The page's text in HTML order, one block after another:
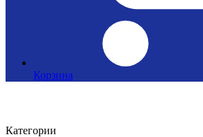
Корзина
Категории